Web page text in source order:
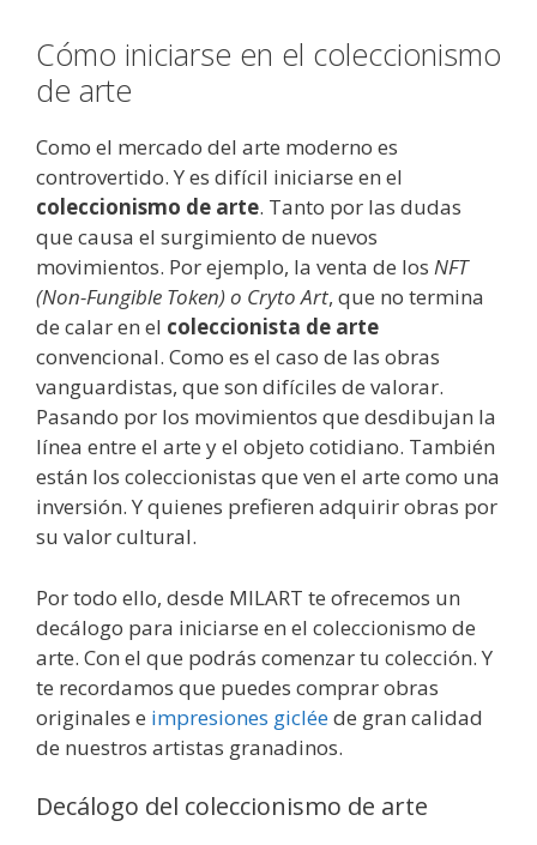
Cómo iniciarse en el coleccionismo
de arte
Como el mercado del arte moderno es
controvertido. Y es difícil iniciarse en el
coleccionismo de arte. Tanto por las dudas
que causa el surgimiento de nuevos
movimientos. Por ejemplo, la venta de los NFT
(Non-Fungible Token) o Cryto Art, que no termina
de calar en el coleccionista de arte
convencional. Como es el caso de las obras
vanguardistas, que son difíciles de valorar.
Pasando por los movimientos que desdibujan la
línea entre el arte y el objeto cotidiano. También
están los coleccionistas que ven el arte como una
inversión. Y quienes prefieren adquirir obras por
su valor cultural.
Por todo ello, desde MILART te ofrecemos un
decálogo para iniciarse en el coleccionismo de
arte. Con el que podrás comenzar tu colección. Y
te recordamos que puedes comprar obras
originales e impresiones gicléede gran calidad
de nuestros artistas granadinos.
Decálogo del coleccionismo de arte